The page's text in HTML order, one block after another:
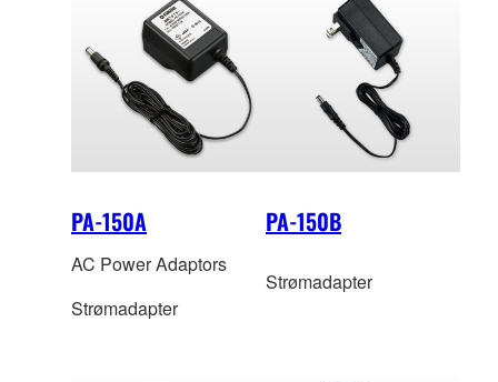
PA-150A
AC Power Adaptors
Strømadapter
PA-150B
Strømadapter